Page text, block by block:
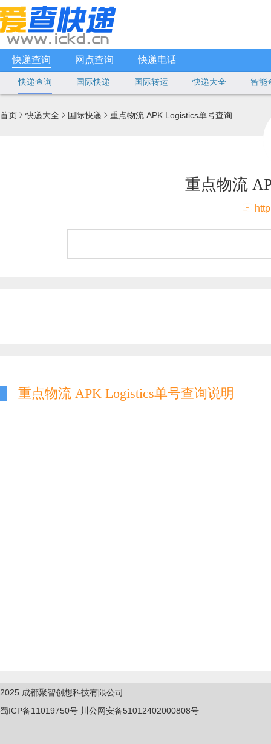
快递查询 网点查询 快递电话
快递查询 国际快递 国际转运 快递大全 智能
首页 快递大全  国际快递  重点物流 APK Logistics单号查询
重点物流

重点物流 APK Logistics单号查询说明
2025 成都聚智创想科技有限公司
蜀ICP备11019750号 川公网安备51012402000808号